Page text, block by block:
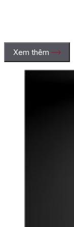
phù sa do dãy
phù sa, sỏi, đá vôi
hợp với lớp đất
rất tốt, mang đến
Đặc tính thoát
giúp giảm sức
vị cô đọng hơn.
Xem thêm